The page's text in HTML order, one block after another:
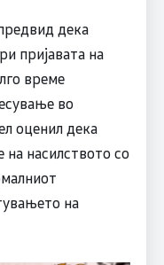
дека
пријавата на
време
во
оценил дека
насилството со
на